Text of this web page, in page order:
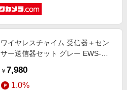
ワイヤレスチャイム 受信器＋セン
サー送信器セット グレー EWS-
￥ 7,980
1.0%